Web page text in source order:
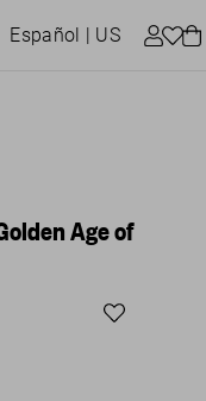
Español | US
Age of